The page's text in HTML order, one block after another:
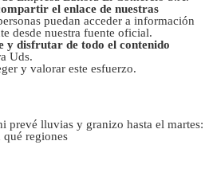
el enlace de nuestras
puedan acceder a información
desde nuestra fuente oficial.
y disfrutar de todo el contenido
Uds.
y valorar este esfuerzo.
prevé lluvias y granizo hasta el martes:
qué regiones